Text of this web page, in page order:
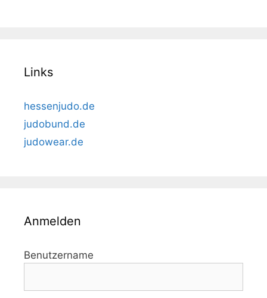
Links
hessenjudo.de
judobund.de
judowear.de
Anmelden
Benutzername